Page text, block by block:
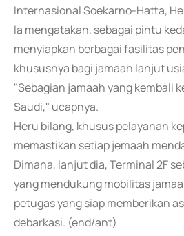
Internasional Soekarno-Hatta,
Ia mengatakan, sebagai pintu
menyiapkan berbagai fasilitas
khususnya bagi jamaah lanjut
"Sebagian jamaah yang kembali
Saudi," ucapnya.
Heru bilang, khusus pelayanan
memastikan setiap jemaah
Dimana, lanjut dia, Terminal 2F
yang mendukung mobilitas
petugas yang siap memberikan
debarkasi. (end/ant)